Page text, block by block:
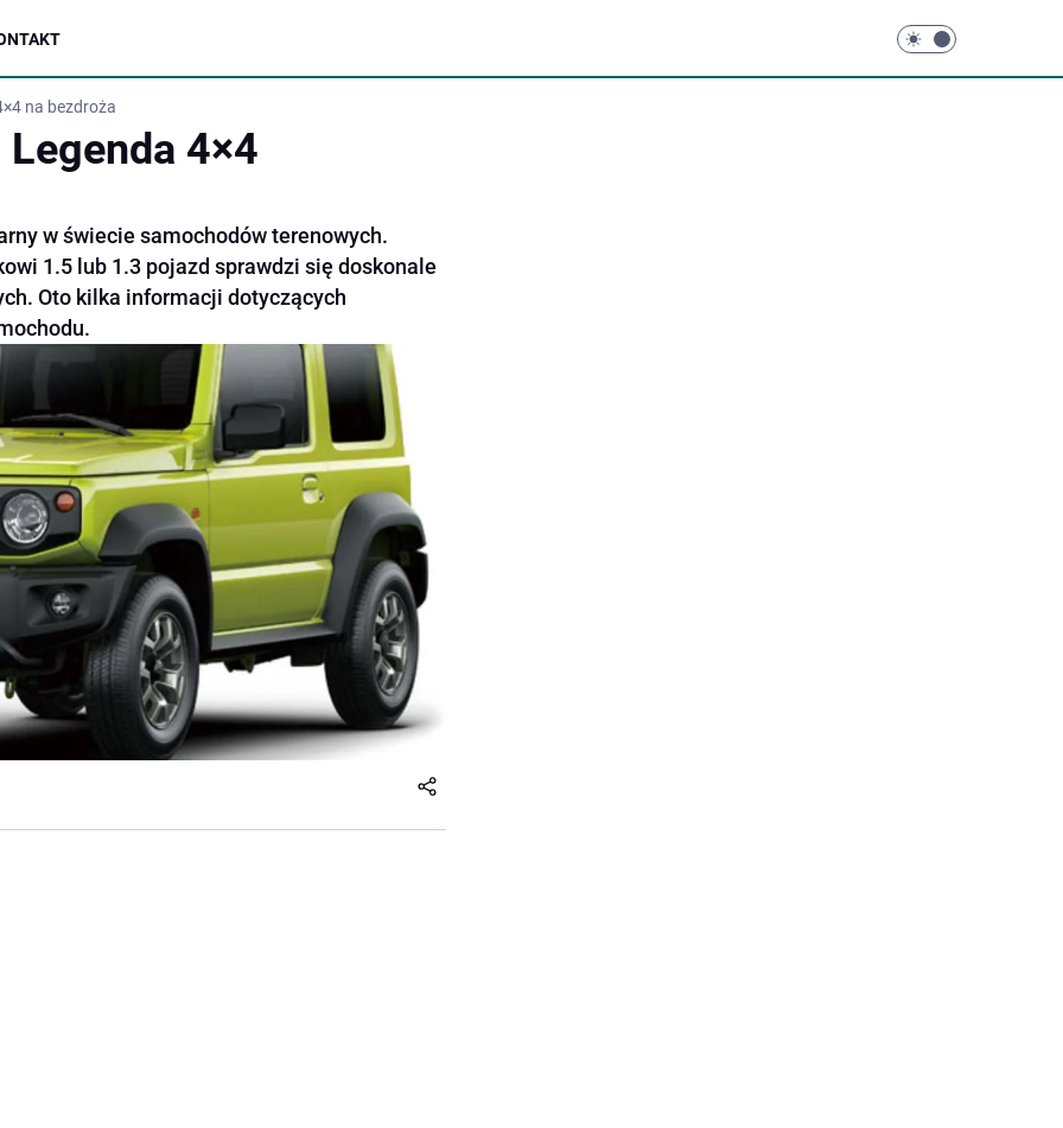
na bezdroża
4×4
w świecie samochodów terenowych.
1.5 lub 1.3 pojazd sprawdzi się doskonale
Oto kilka informacji dotyczących